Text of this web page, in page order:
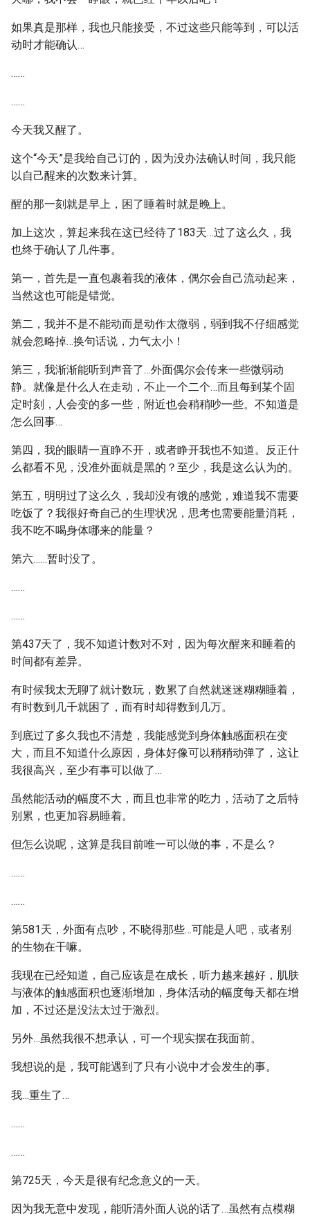
如果真是那样，我也只能接受，不过这些只能等到，可以活
动时才能确认…
……
……
今天我又醒了。
这个“今天”是我给自己订的，因为没办法确认时间，我只能
以自己醒来的次数来计算。
醒的那一刻就是早上，困了睡着时就是晚上。
加上这次，算起来我在这已经待了183天…过了这么久，我
也终于确认了几件事。
第一，首先是一直包裹着我的液体，偶尔会自己流动起来，
当然这也可能是错觉。
第二，我并不是不能动而是动作太微弱，弱到我不仔细感觉
就会忽略掉…换句话说，力气太小！
第三，我渐渐能听到声音了…外面偶尔会传来一些微弱动
静。就像是什么人在走动，不止一个二个…而且每到某个固
定时刻，人会变的多一些，附近也会稍稍吵一些。不知道是
怎么回事…
第四，我的眼睛一直睁不开，或者睁开我也不知道。反正什
么都看不见，没准外面就是黑的？至少，我是这么认为的。
第五，明明过了这么久，我却没有饿的感觉，难道我不需要
吃饭了？我很好奇自己的生理状况，思考也需要能量消耗，
我不吃不喝身体哪来的能量？
第六……暂时没了。
……
……
第437天了，我不知道计数对不对，因为每次醒来和睡着的
时间都有差异。
有时候我太无聊了就计数玩，数累了自然就迷迷糊糊睡着，
有时数到几千就困了，而有时却得数到几万。
到底过了多久我也不清楚，我能感觉到身体触感面积在变
大，而且不知道什么原因，身体好像可以稍稍动弹了，这让
我很高兴，至少有事可以做了…
虽然能活动的幅度不大，而且也非常的吃力，活动了之后特
别累，也更加容易睡着。
但怎么说呢，这算是我目前唯一可以做的事，不是么？
……
……
第581天，外面有点吵，不晓得那些…可能是人吧，或者别
的生物在干嘛。
我现在已经知道，自己应该是在成长，听力越来越好，肌肤
与液体的触感面积也逐渐增加，身体活动的幅度每天都在增
加，不过还是没法太过于激烈。
另外…虽然我很不想承认，可一个现实摆在我面前。
我想说的是，我可能遇到了只有小说中才会发生的事。
我…重生了…
……
……
第725天，今天是很有纪念意义的一天。
因为我无意中发现，能听清外面人说的话了…虽然有点模糊